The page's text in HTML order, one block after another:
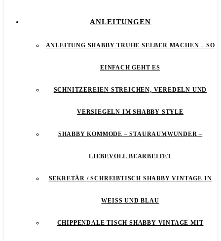
ANLEITUNGEN
ANLEITUNG SHABBY TRUHE SELBER MACHEN – SO
EINFACH GEHT ES
SCHNITZEREIEN STREICHEN, VEREDELN UND
VERSIEGELN IM SHABBY STYLE
SHABBY KOMMODE – STAURAUMWUNDER –
LIEBEVOLL BEARBEITET
SEKRETÄR / SCHREIBTISCH SHABBY VINTAGE IN
WEISS UND BLAU
CHIPPENDALE TISCH SHABBY VINTAGE MIT